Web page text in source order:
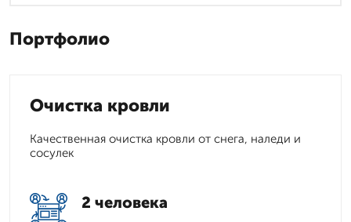
Портфолио
Очистка кровли
Качественная очистка кровли от снега, наледи и
сосулек
2 человека